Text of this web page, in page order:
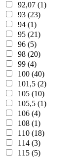
92,07 (1)
93 (23)
94 (1)
95 (21)
96 (5)
98 (20)
99 (4)
100 (40)
101,5 (2)
105 (10)
105,5 (1)
106 (4)
108 (1)
110 (18)
114 (3)
115 (5)